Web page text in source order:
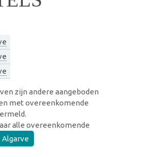
zijn andere aangeboden
met overeenkomende
alle overeenkomende
Algarve